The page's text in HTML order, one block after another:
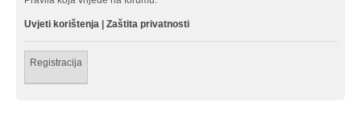
Uvjeti korištenja | Zaštita privatnosti
Registracija